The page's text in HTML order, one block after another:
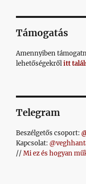
Támogatás
Amennyiben
lehetőségekrőlitt
Telegram
Beszélgetős csoport:
Kapcsolat:
// Mi ez és hogyan